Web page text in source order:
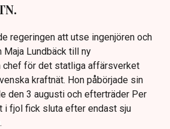
regeringen att utse ingenjören och
Lundbäck till ny
chef för det statliga affärsverket
kraftnät. Hon påbörjade sin
den 3 augusti och efterträder Per
i fjol fick sluta efter endast sju